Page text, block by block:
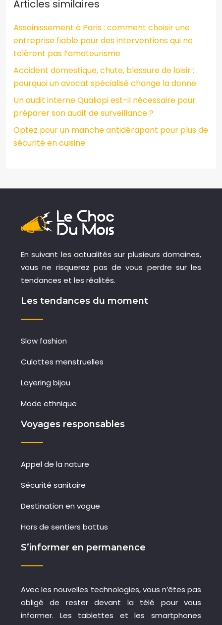
Articles similaires
Assainissement à Paris : comment choisir une
entreprise fiable pour des interventions qui ne
tolèrent pas l’amateurisme
Accident domestique, chute, blessure de loisir :
pourquoi un avocat spécialisé change la donne
Un audit interne Qualiopi est-il nécessaire pour
préparer son audit de surveillance ?
Optez pour un manche antidérapant pour plus de
sécurité en cuisine
En suivant les actualités sur plusieurs domaines,
vous ne risquerez pas de vous perdre sur les
tendances et les réalités.
Les tendances du moment
Slow fashion
Culottes menstruelles
Layering bijou
Mode ethnique
Voyages responsables
Appel de la nature
Sécurité sanitaire
Destination en vogue
Hors de sentiers battus
S’informer en permanence
Avec les nouvelles technologies, vous n’êtes pas
obligé de rester devant la télé pour vous
informer. Les tablettes et les smartphones